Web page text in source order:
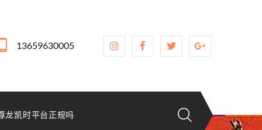
13659630005
龙凯时平台正规吗